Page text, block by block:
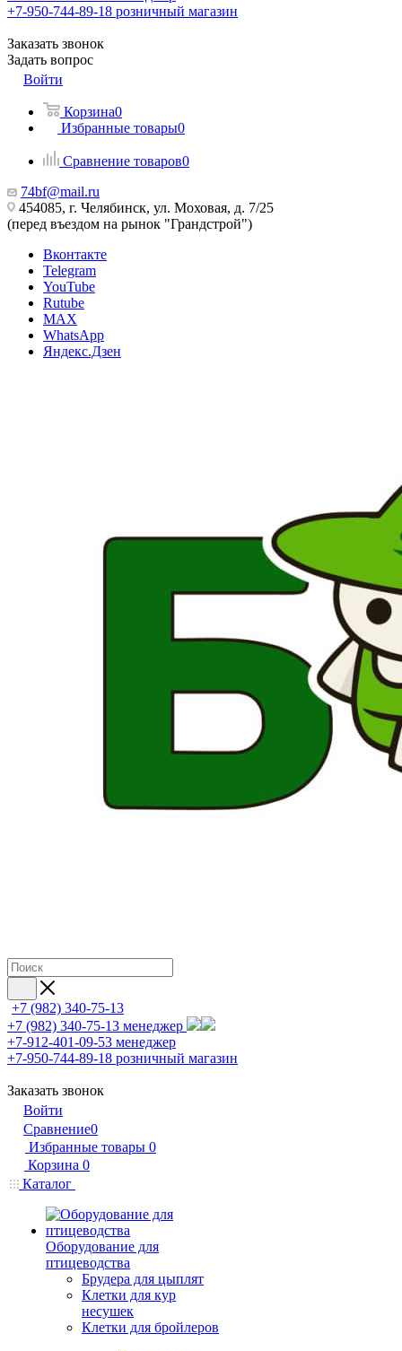
+7-950-744-89-18 розничный магазин
Заказать звонок
Задать вопрос
Войти
Корзина0
Избранные товары0
Сравнение товаров0
74bf@mail.ru
454085, г. Челябинск, ул. Моховая, д. 7/25
(перед въездом на рынок "Грандстрой")
Вконтакте
Telegram
YouTube
Rutube
MAX
WhatsApp
Яндекс.Дзен
+7 (982) 340-75-13
+7 (982) 340-75-13 менеджер
+7-912-401-09-53 менеджер
+7-950-744-89-18 розничный магазин
Заказать звонок
Войти
Сравнение0
Избранные товары 0
Корзина 0
Каталог
Оборудование для
птицеводства
Брудера для цыплят
Клетки для кур
несушек
Клетки для бройлеров